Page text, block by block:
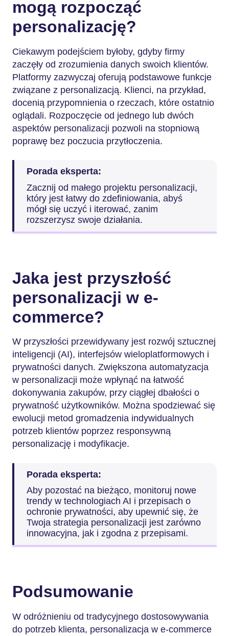
mogą rozpocząć
personalizację?
Ciekawym podejściem byłoby, gdyby firmy
zaczęły od zrozumienia danych swoich klientów.
Platformy zazwyczaj oferują podstawowe funkcje
związane z personalizacją. Klienci, na przykład,
docenią przypomnienia o rzeczach, które ostatnio
oglądali. Rozpoczęcie od jednego lub dwóch
aspektów personalizacji pozwoli na stopniową
poprawę bez poczucia przytłoczenia.
Porada eksperta:
Zacznij od małego projektu personalizacji,
który jest łatwy do zdefiniowania, abyś
mógł się uczyć i iterować, zanim
rozszerzysz swoje działania.
Jaka jest przyszłość
personalizacji w e-
commerce?
W przyszłości przewidywany jest rozwój sztucznej
inteligencji (AI), interfejsów wieloplatformowych i
prywatności danych. Zwiększona automatyzacja
w personalizacji może wpłynąć na łatwość
dokonywania zakupów, przy ciągłej dbałości o
prywatność użytkowników. Można spodziewać się
ewolucji metod gromadzenia indywidualnych
potrzeb klientów poprzez responsywną
personalizację i modyfikacje.
Porada eksperta:
Aby pozostać na bieżąco, monitoruj nowe
trendy w technologiach AI i przepisach o
ochronie prywatności, aby upewnić się, że
Twoja strategia personalizacji jest zarówno
innowacyjna, jak i zgodna z przepisami.
Podsumowanie
W odróżnieniu od tradycyjnego dostosowywania
do potrzeb klienta, personalizacja w e-commerce